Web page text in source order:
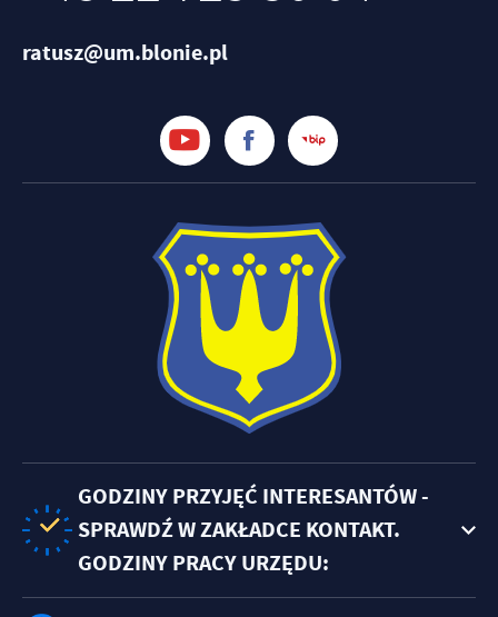
ratusz@um.blonie.pl
GODZINY PRZYJĘĆ INTERESANTÓW -
SPRAWDŹ W ZAKŁADCE KONTAKT.
GODZINY PRACY URZĘDU: